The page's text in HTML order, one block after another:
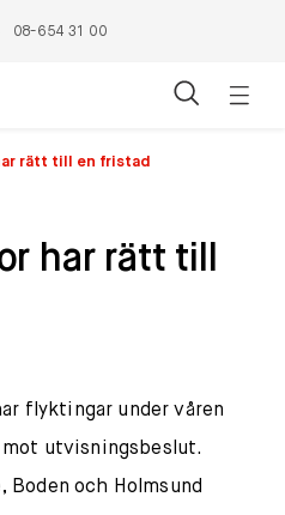
08-654 31 00
rätt till en fristad
har rätt till
flyktingar under våren
utvisningsbeslut.
Boden och Holmsund